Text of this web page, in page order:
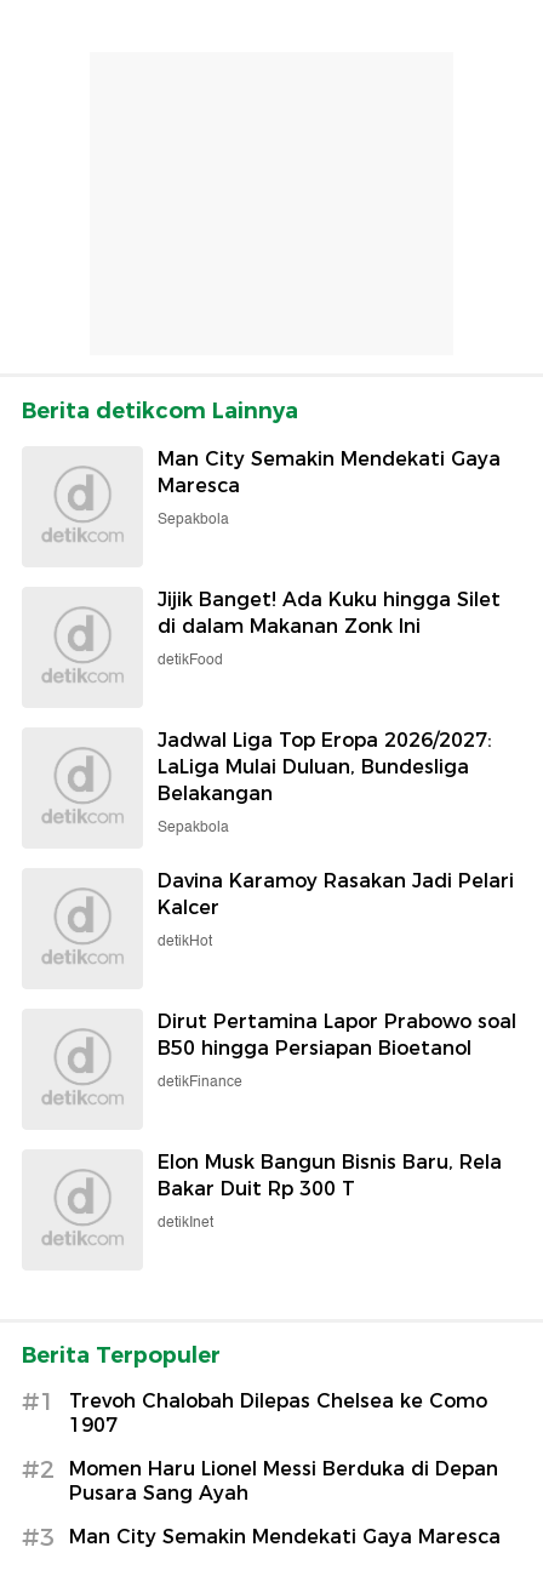
Berita detikcom Lainnya
Man City Semakin Mendekati Gaya
Maresca
Sepakbola
Jijik Banget! Ada Kuku hingga Silet
di dalam Makanan Zonk Ini
detikFood
Jadwal Liga Top Eropa 2026/2027:
LaLiga Mulai Duluan, Bundesliga
Belakangan
Sepakbola
Davina Karamoy Rasakan Jadi Pelari
Kalcer
detikHot
Dirut Pertamina Lapor Prabowo soal
B50 hingga Persiapan Bioetanol
detikFinance
Elon Musk Bangun Bisnis Baru, Rela
Bakar Duit Rp 300 T
detikInet
Berita Terpopuler
#1
Trevoh Chalobah Dilepas Chelsea ke Como
1907
#2
Momen Haru Lionel Messi Berduka di Depan
Pusara Sang Ayah
#3 Man City Semakin Mendekati Gaya Maresca